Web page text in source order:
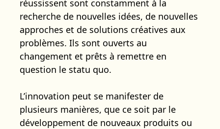
réussissent sont constamment à la
recherche de nouvelles idées, de nouvelles
approches et de solutions créatives aux
problèmes. Ils sont ouverts au
changement et prêts à remettre en
question le statu quo.
L’innovation peut se manifester de
plusieurs manières, que ce soit par le
développement de nouveaux produits ou